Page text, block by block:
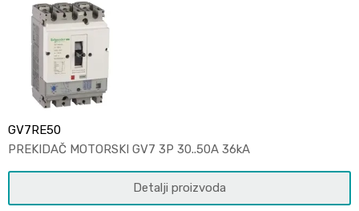
GV7RE50
PREKIDAČ MOTORSKI GV7 3P 30..50A 36kA
Detalji proizvoda